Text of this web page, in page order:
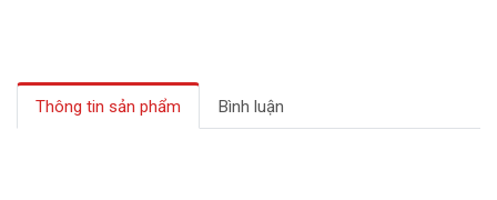
Thông tin sản phẩm Bình luận